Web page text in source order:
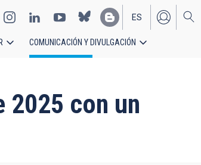
EN
ES
COMUNICACIÓN Y DIVULGACIÓN
2025 con un